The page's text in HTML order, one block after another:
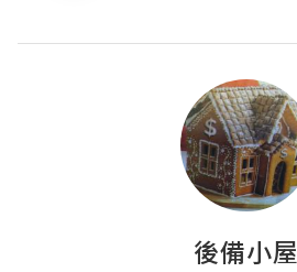
後備小屋